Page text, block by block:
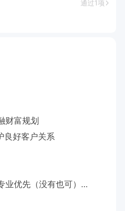
通过1项
财富规划
良好客户关系
业优先（没有也可）
客户服务意识